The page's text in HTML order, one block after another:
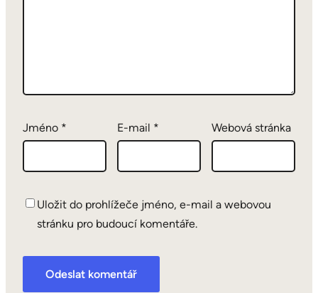
Jméno * E-mail * Webová stránka
Uložit do prohlížeče jméno, e-mail a webovou
stránku pro budoucí komentáře.